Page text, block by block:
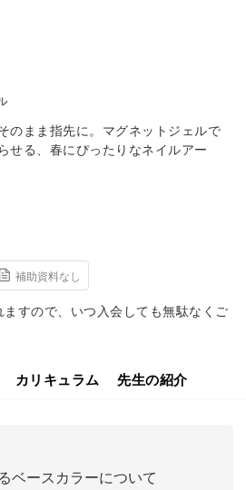
のまま指先に。マグネットジェルで
せる、春にぴったりなネイルアー
補助資料なし
すので、いつ入会しても無駄なくご
カリキュラム 先生の紹介
ベースカラーについて